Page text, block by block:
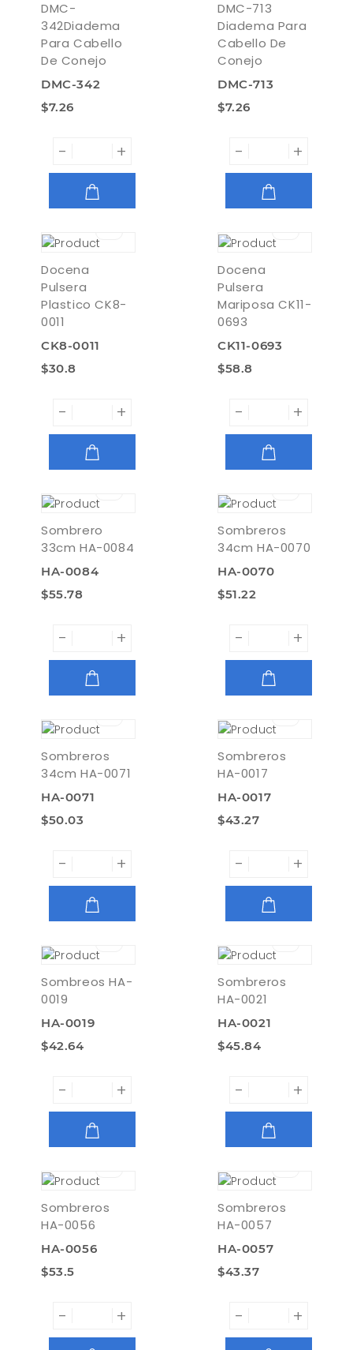
DMC-
342Diadema
Para Cabello
De Conejo
DMC-342
$7.26
- +
DMC-713
Diadema Para
Cabello De
Conejo
DMC-713
$7.26
- +
Docena
Pulsera
Plastico CK8-
0011
CK8-0011
$30.8
- +
Docena
Pulsera
Mariposa CK11-
0693
CK11-0693
$58.8
- +
Sombrero
33cm HA-0084
HA-0084
$55.78
- +
Sombreros
34cm HA-0070
HA-0070
$51.22
- +
Sombreros
34cm HA-0071
HA-0071
$50.03
- +
Sombreros
HA-0017
HA-0017
$43.27
- +
Sombreos HA-
0019
HA-0019
$42.64
- +
Sombreros
HA-0021
HA-0021
$45.84
- +
Sombreros
HA-0056
HA-0056
$53.5
- +
Sombreros
HA-0057
HA-0057
$43.37
- +